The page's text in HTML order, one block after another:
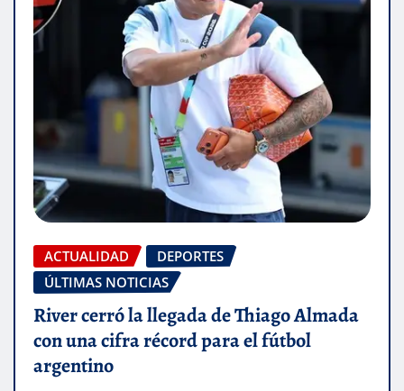
ACTUALIDAD
DEPORTES
ÚLTIMAS NOTICIAS
River cerró la llegada de Thiago Almada
con una cifra récord para el fútbol
argentino